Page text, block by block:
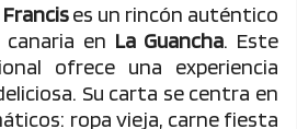
es un rincón auténtico
en La Guancha. Este
ofrece una experiencia
Su carta se centra en
ropa vieja, carne fiesta